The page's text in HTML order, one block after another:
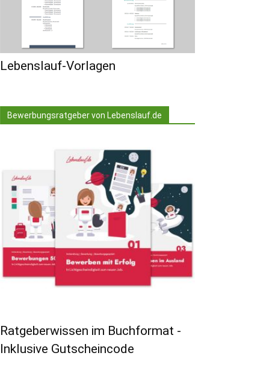
Lebenslauf-Vorlagen
Bewerbungsratgeber von Lebenslauf.de
Ratgeberwissen im Buchformat -
Inklusive Gutscheincode